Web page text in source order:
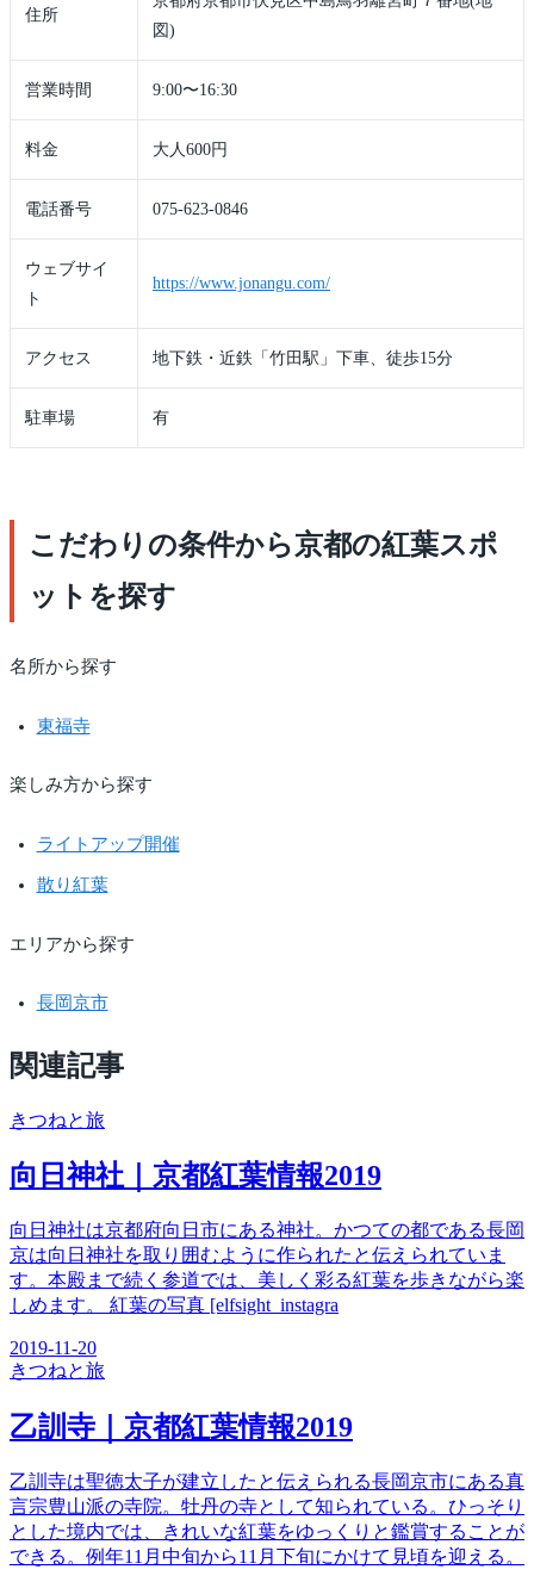
住所
図)
営業時間 9:00〜16:30
料金 大人600円
電話番号 075-623-0846
ウェブサイ
ト
https://www.jonangu.com/
アクセス 地下鉄・近鉄「竹田駅」下車、徒歩15分
駐車場 有
こだわりの条件から京都の紅葉スポ
ットを探す
名所から探す
東福寺
楽しみ方から探す
ライトアップ開催
散り紅葉
エリアから探す
長岡京市
関連記事
きつねと旅
向日神社｜京都紅葉情報2019
向日神社は京都府向日市にある神社。かつての都である長岡
京は向日神社を取り囲むように作られたと伝えられていま
す。本殿まで続く参道では、美しく彩る紅葉を歩きながら楽
しめます。 紅葉の写真 [elfsight_instagra
2019-11-20
きつねと旅
乙訓寺｜京都紅葉情報2019
乙訓寺は聖徳太子が建立したと伝えられる長岡京市にある真
言宗豊山派の寺院。牡丹の寺として知られている。ひっそり
とした境内では、きれいな紅葉をゆっくりと鑑賞することが
できる。例年11月中旬から11月下旬にかけて見頃を迎える。